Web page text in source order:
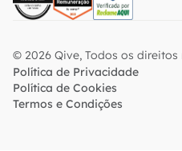
© 2026 Qive, Todos os direitos
Política de Privacidade
Política de Cookies
Termos e Condições